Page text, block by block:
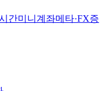
간미니계좌메타·FX증